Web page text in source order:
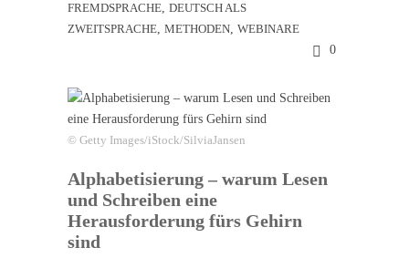
FREMDSPRACHE, DEUTSCH ALS
ZWEITSPRACHE, METHODEN, WEBINARE
0
© Getty Images/iStock/SilviaJansen
Alphabetisierung – warum Lesen
und Schreiben eine
Herausforderung fürs Gehirn
sind